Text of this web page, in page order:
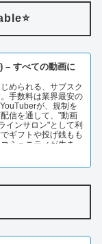
– すべての動画に
められる、サブスク
手数料は業界最安の
が、規制を
信を通して、"動画
インサロン"として利
ギフトや投げ銭もも
ミュニティが生ま…